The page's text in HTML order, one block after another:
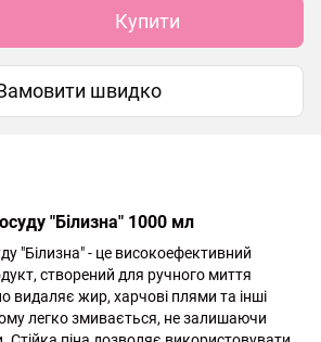
Купити
швидко
"Білизна" 1000 мл
"Білизна" - це високоефективний
створений для ручного миття
видаляє жир, харчові плями та інші
легко змивається, не залишаючи